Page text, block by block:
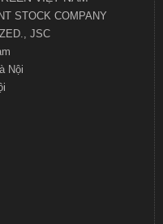
STOCK COMPANY
JSC
Nội